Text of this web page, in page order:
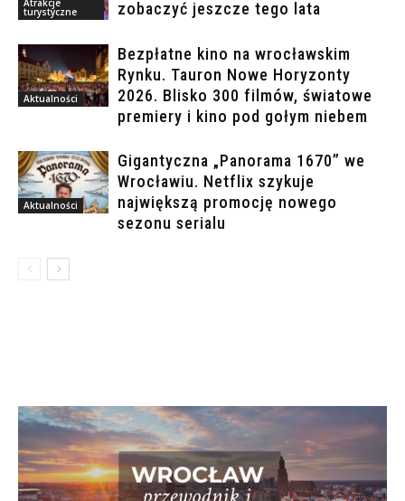
Atrakcje
turystyczne zobaczyć jeszcze tego lata
Aktualności
Bezpłatne kino na wrocławskim
Rynku. Tauron Nowe Horyzonty
2026. Blisko 300 filmów, światowe
premiery i kino pod gołym niebem
Aktualności
Gigantyczna „Panorama 1670” we
Wrocławiu. Netflix szykuje
największą promocję nowego
sezonu serialu